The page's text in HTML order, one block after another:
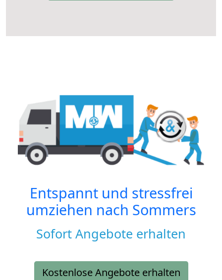
Entspannt und stressfrei
umziehen nach Sommers
Sofort Angebote erhalten
Kostenlose Angebote erhalten